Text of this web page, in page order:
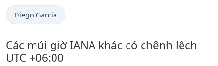
Diego Garcia
Các múi giờ IANA khác có chênh lệch
UTC +06:00